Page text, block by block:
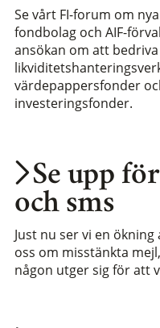
Se upp
och sms
Just nu ser vi en
oss om misstänkta
någon utger sig för att
Se vårt FI-forum om
fondbolag och AIF-
ansökan om att
värdepappersfonder
investeringsfonder.